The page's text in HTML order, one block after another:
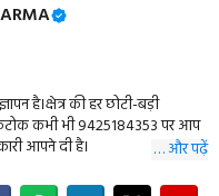
है।क्षेत्र की हर छोटी-बड़ी
कभी भी 9425184353 पर आप
आपने दी है।
… और पढ़ें